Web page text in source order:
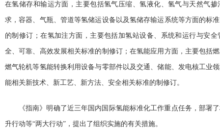
在氢储存和输运方面，主要包括氢气压缩、氢液化、氢气与天然气
求，容器、气瓶、管道等氢储运设备以及氢储存输运系统等方面的标
的制修订；在氢加注方面，主要包括加氢站设备、系统和运行与安
全、可靠、高效发展相关标准的制修订；在氢能应用方面，主要包括
燃气轮机等氢能转换利用设备与零部件以及交通、储能、发电核工业
能相关新技术、新工艺、新方法、安全相关标准的制修订。
《指南》明确了近三年国内国际氢能标准化工作重点任务，部署
升行动等“两大行动”，提出了组织实施的有关措施。